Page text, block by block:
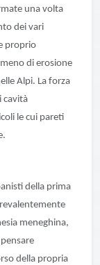
una volta
dei vari
proprio
di erosione
Alpi. La forza
cavità
le cui pareti
della prima
meneghina,
della propria